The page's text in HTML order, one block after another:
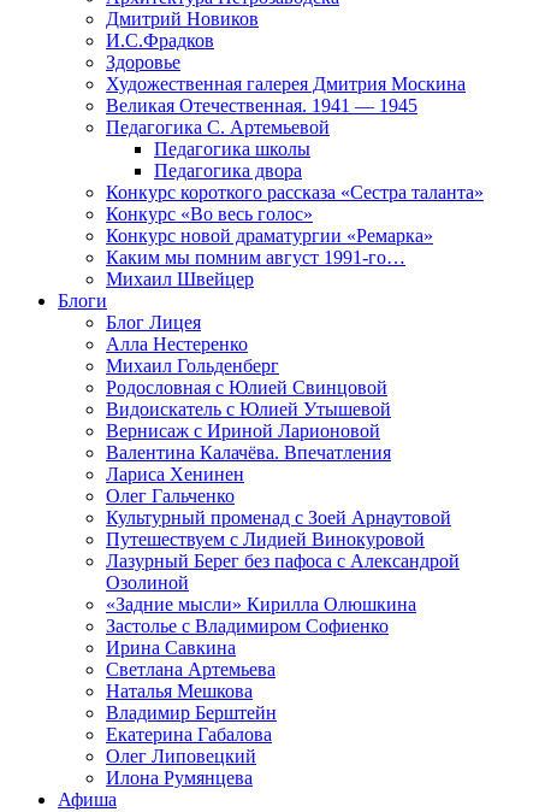
Дмитрий Новиков
И.С.Фрадков
Здоровье
Художественная галерея Дмитрия Москина
Великая Отечественная. 1941 — 1945
Педагогика С. Артемьевой
Педагогика школы
Педагогика двора
Конкурс короткого рассказа «Сестра таланта»
Конкурс «Во весь голос»
Конкурс новой драматургии «Ремарка»
Каким мы помним август 1991-го…
Михаил Швейцер
Блоги
Блог Лицея
Алла Нестеренко
Михаил Гольденберг
Родословная с Юлией Свинцовой
Видоискатель с Юлией Утышевой
Вернисаж с Ириной Ларионовой
Валентина Калачёва. Впечатления
Лариса Хенинен
Олег Гальченко
Культурный променад с Зоей Арнаутовой
Путешествуем с Лидией Винокуровой
Лазурный Берег без пафоса с Александрой
Озолиной
«Задние мысли» Кирилла Олюшкина
Застолье с Владимиром Софиенко
Ирина Савкина
Светлана Артемьева
Наталья Мешкова
Владимир Берштейн
Екатерина Габалова
Олег Липовецкий
Илона Румянцева
Афиша